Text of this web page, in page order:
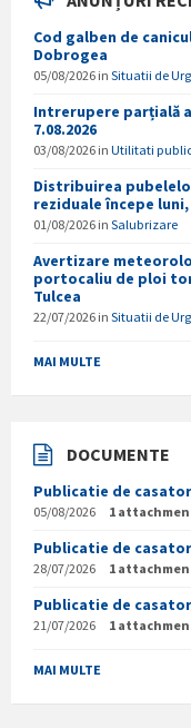
Cod galben de
Dobrogea
05/08/2026 in Situatii de
Intrerupere parțială
7.08.2026
03/08/2026 in Utilitati
Distribuirea
reziduale începe
01/08/2026 in Salubrizare
Avertizare
portocaliu de ploi
Tulcea
22/07/2026 in Situatii de
MAI MULTE
DOCUMENTE
Publicatie de
05/08/2026 1
Publicatie de
28/07/2026 1
Publicatie de
21/07/2026 1
MAI MULTE